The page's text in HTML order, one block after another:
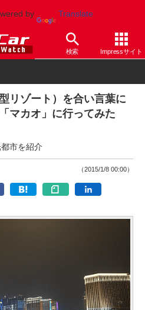
by Translate
検索 Impressサイト
F1
リゾート）を合い言葉に
マカオ」に行ってみた
市を紹介
（2015/1/8 00:00）